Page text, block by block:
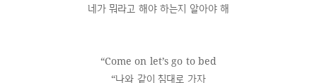
네가 뭐라고 해야 하는지 알아야 해
“Come on let’s go to bed
“나와 같이 침대로 가자